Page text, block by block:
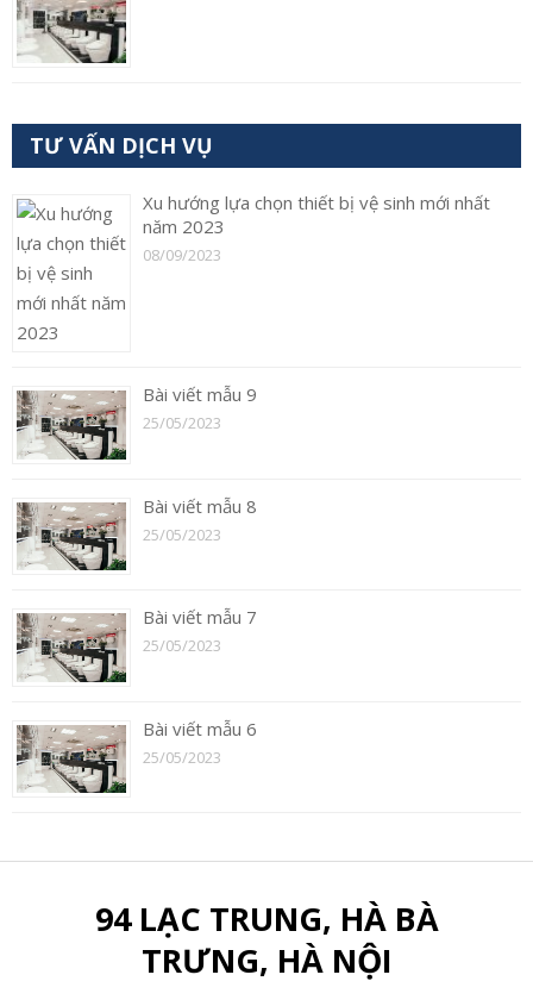
TƯ VẤN DỊCH VỤ
Xu hướng lựa chọn thiết bị vệ sinh mới nhất
năm 2023
08/09/2023
Bài viết mẫu 9
25/05/2023
Bài viết mẫu 8
25/05/2023
Bài viết mẫu 7
25/05/2023
Bài viết mẫu 6
25/05/2023
94 LẠC TRUNG, HÀ BÀ
TRƯNG, HÀ NỘI